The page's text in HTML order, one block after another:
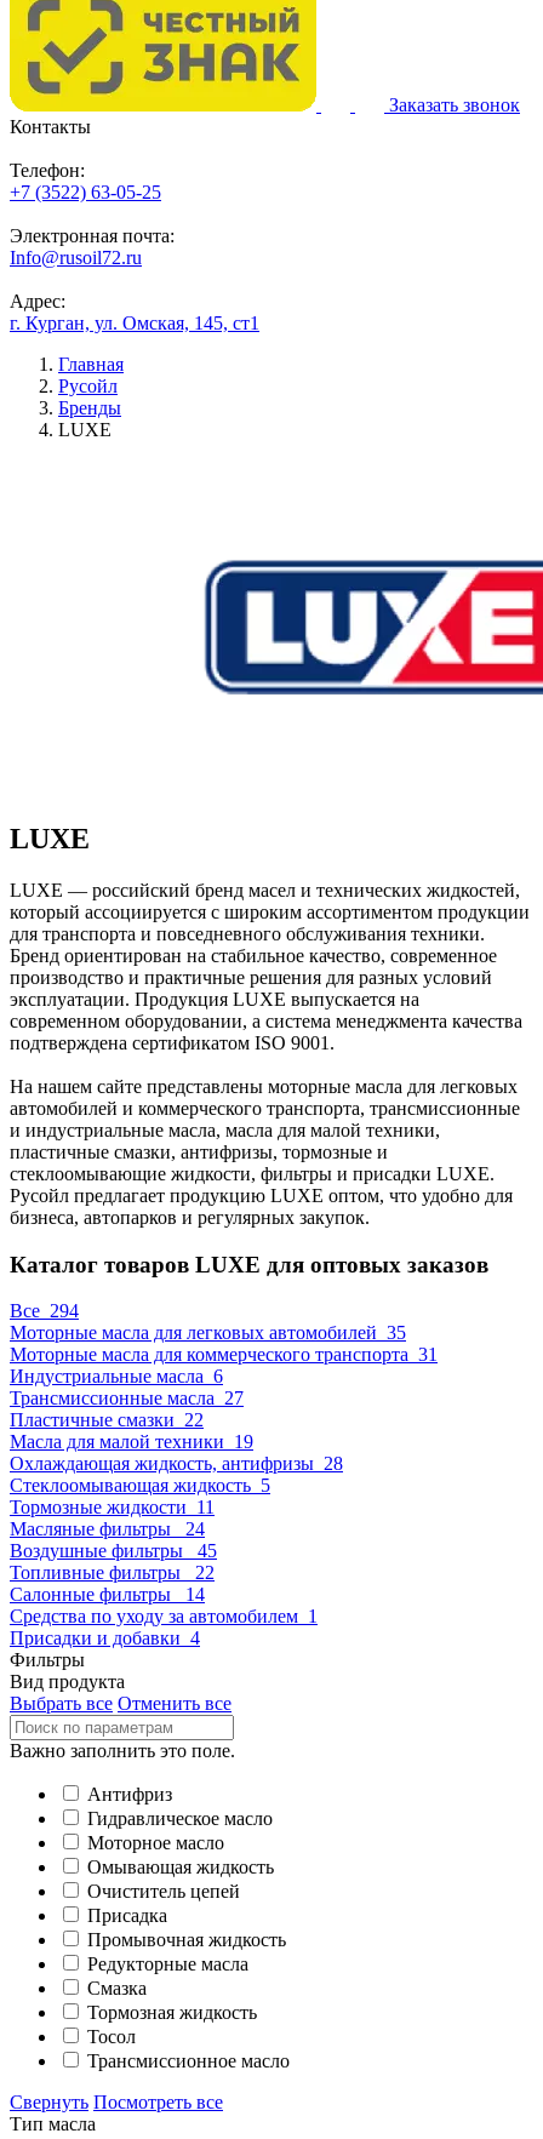
Заказать звонок
Контакты
Телефон:
+7 (3522) 63-05-25
Электронная почта:
Info@rusoil72.ru
Адрес:
г. Курган, ул. Омская, 145, ст1
Главная
Русойл
Бренды
LUXE
LUXE
LUXE — российский бренд масел и технических жидкостей,
который ассоциируется с широким ассортиментом продукции
для транспорта и повседневного обслуживания техники.
Бренд ориентирован на стабильное качество, современное
производство и практичные решения для разных условий
эксплуатации. Продукция LUXE выпускается на
современном оборудовании, а система менеджмента качества
подтверждена сертификатом ISO 9001.
На нашем сайте представлены моторные масла для легковых
автомобилей и коммерческого транспорта, трансмиссионные
и индустриальные масла, масла для малой техники,
пластичные смазки, антифризы, тормозные и
стеклоомывающие жидкости, фильтры и присадки LUXE.
Русойл предлагает продукцию LUXE оптом, что удобно для
бизнеса, автопарков и регулярных закупок.
Каталог товаров LUXE для оптовых заказов
Все 294
Моторные масла для легковых автомобилей 35
Моторные масла для коммерческого транспорта 31
Индустриальные масла 6
Трансмиссионные масла 27
Пластичные смазки 22
Масла для малой техники 19
Охлаждающая жидкость, антифризы 28
Стеклоомывающая жидкость 5
Тормозные жидкости 11
Масляные фильтры 24
Воздушные фильтры 45
Топливные фильтры 22
Салонные фильтры 14
Средства по уходу за автомобилем 1
Присадки и добавки 4
Фильтры
Вид продукта
Выбрать все Отменить все
Важно заполнить это поле.
Антифриз
Гидравлическое масло
Моторное масло
Омывающая жидкость
Очиститель цепей
Присадка
Промывочная жидкость
Редукторные масла
Смазка
Тормозная жидкость
Тосол
Трансмиссионное масло
Свернуть Посмотреть все
Тип масла